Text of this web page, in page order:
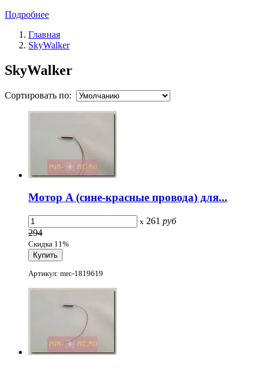
Подробнее
Главная
SkyWalker
SkyWalker
Сортировать по:
Мотор A (сине-красные провода) для...
x 261 руб
294
Скидка 11%
Артикул: mrc-1819619